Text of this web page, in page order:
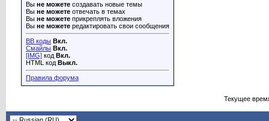
Вы не можете создавать новые темы
Вы не можете отвечать в темах
Вы не можете прикреплять вложения
Вы не можете редактировать свои сообщения
BB коды Вкл.
Смайлы Вкл.
[IMG] код Вкл.
HTML код Выкл.
Правила форума
Текущее